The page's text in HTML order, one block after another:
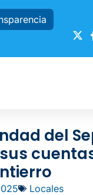
del
Locales